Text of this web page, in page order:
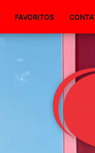
FAVORITOS